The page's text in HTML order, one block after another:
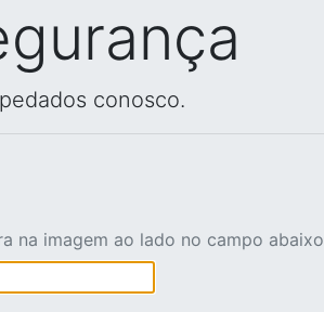
conosco.
na imagem ao lado no campo abaixo